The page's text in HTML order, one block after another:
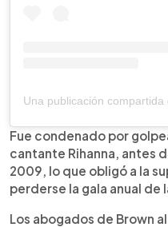
Una publicación
Fue condenado por
cantante Rihanna, antes
2009, lo que obligó a la
perderse la gala anual de
Los abogados de Brown